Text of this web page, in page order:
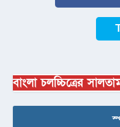
বাংলা চলচ্চিত্রের